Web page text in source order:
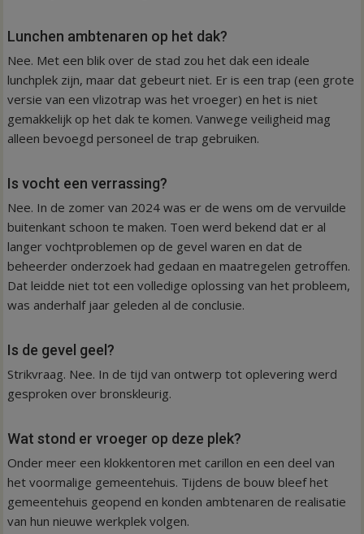
Lunchen ambtenaren op het dak?
Nee. Met een blik over de stad zou het dak een ideale
lunchplek zijn, maar dat gebeurt niet. Er is een trap (een grote
versie van een vlizotrap was het vroeger) en het is niet
gemakkelijk op het dak te komen. Vanwege veiligheid mag
alleen bevoegd personeel de trap gebruiken.
Is vocht een verrassing?
Nee. In de zomer van 2024 was er de wens om de vervuilde
buitenkant schoon te maken. Toen werd bekend dat er al
langer vochtproblemen op de gevel waren en dat de
beheerder onderzoek had gedaan en maatregelen getroffen.
Dat leidde niet tot een volledige oplossing van het probleem,
was anderhalf jaar geleden al de conclusie.
Is de gevel geel?
Strikvraag. Nee. In de tijd van ontwerp tot oplevering werd
gesproken over bronskleurig.
Wat stond er vroeger op deze plek?
Onder meer een klokkentoren met carillon en een deel van
het voormalige gemeentehuis. Tijdens de bouw bleef het
gemeentehuis geopend en konden ambtenaren de realisatie
van hun nieuwe werkplek volgen.